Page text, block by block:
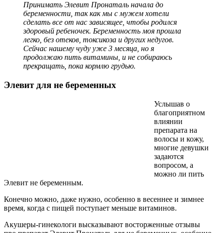
Принимать Элевит Пронаталь начала до
беременности, так как мы с мужем хотели
сделать все от нас зависящее, чтобы родился
здоровый ребеночек. Беременность моя прошла
легко, без отеков, токсикоза и других недугов.
Сейчас нашему чуду уже 3 месяца, но я
продолжаю пить витамины, и не собираюсь
прекращать, пока кормлю грудью.
Элевит для не беременных
Услышав о
благоприятном
влиянии
препарата на
волосы и кожу,
многие девушки
задаются
вопросом, а
можно ли пить
Элевит не беременным.
Конечно можно, даже нужно, особенно в весеннее и зимнее
время, когда с пищей поступает меньше витаминов.
Акушеры-гинекологи высказывают восторженные отзывы